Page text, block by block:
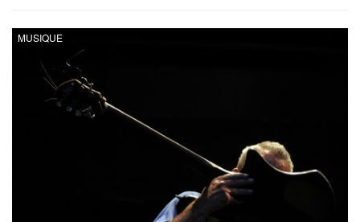
MUSIQUE